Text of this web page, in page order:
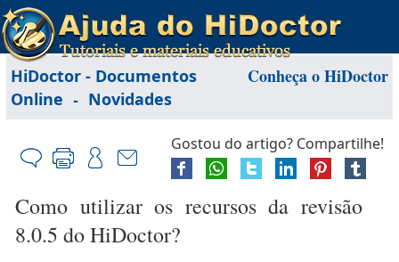
Conheça o HiDoctor
HiDoctor - Documentos
Online - Novidades
Gostou do artigo? Compartilhe!
Como utilizar os recursos da revisão
8.0.5 do HiDoctor?